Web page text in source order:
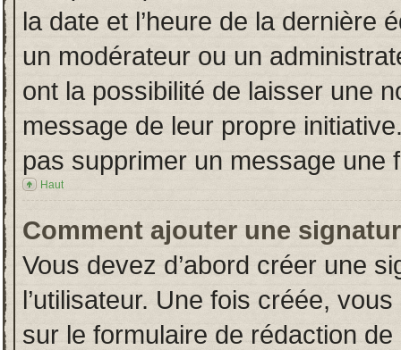
la date et l’heure de la dernière
un modérateur ou un
ont la possibilité de laisser une
message de leur propre
pas supprimer un message une
Haut
Comment ajouter une
Vous devez d’abord créer une
l’utilisateur. Une fois créée,
sur le formulaire de rédaction